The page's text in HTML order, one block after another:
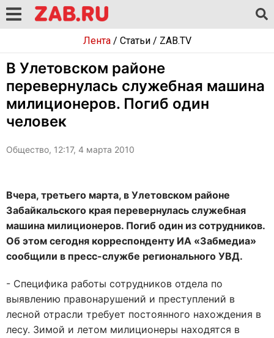
Лента/ Статьи/ ZAB.TV
В Улетовском районе
перевернулась служебная машина
милиционеров. Погиб один
человек
Общество, 12:17, 4 марта 2010
Вчера, третьего марта, в Улетовском районе
Забайкальского края перевернулась служебная
машина милиционеров. Погиб один из сотрудников.
Об этом сегодня корреспонденту ИА «Забмедиа»
сообщили в пресс-службе регионального УВД.
- Специфика работы сотрудников отдела по
выявлению правонарушений и преступлений в
лесной отрасли требует постоянного нахождения в
лесу. Зимой и летом милиционеры находятся в